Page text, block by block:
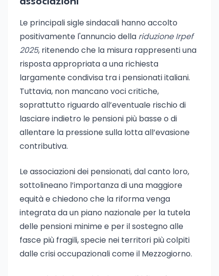
Le principali sigle sindacali hanno accolto
positivamente l'annuncio della riduzione Irpef
2025, ritenendo che la misura rappresenti una
risposta appropriata a una richiesta
largamente condivisa tra i pensionati italiani.
Tuttavia, non mancano voci critiche,
soprattutto riguardo all’eventuale rischio di
lasciare indietro le pensioni più basse o di
allentare la pressione sulla lotta all’evasione
contributiva.
Le associazioni dei pensionati, dal canto loro,
sottolineano l’importanza di una maggiore
equità e chiedono che la riforma venga
integrata da un piano nazionale per la tutela
delle pensioni minime e per il sostegno alle
fasce più fragili, specie nei territori più colpiti
dalle crisi occupazionali come il Mezzogiorno.